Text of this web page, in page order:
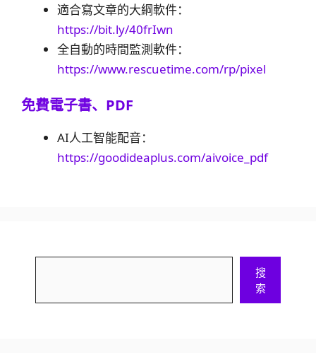
適合寫文章的大綱軟件：
https://bit.ly/40frIwn
全自動的時間監測軟件：
https://www.rescuetime.com/rp/pixel
免費電子書、PDF
AI人工智能配音：
https://goodideaplus.com/aivoice_pdf
搜
索